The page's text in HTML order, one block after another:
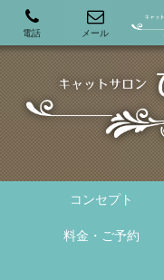
コンセプト
料金・ご予約
電話 メール